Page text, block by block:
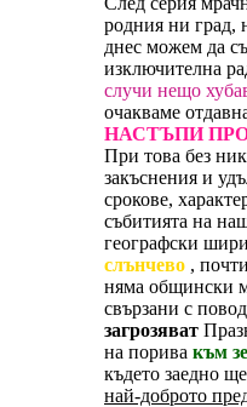
родния ни град,
днес можем да
изключителна
случи нещо
очакваме
НАСТЪПИ
При това без
закъснения и
срокове,
събитията на
географски
слънчево , почти
няма общински
свързани с
загрозяват
на порива към
където заедно
най-доброто